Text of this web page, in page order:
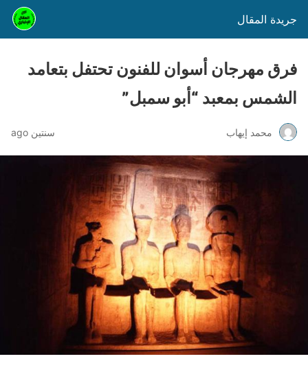
جريدة المقال
فرق مهرجان أسوان للفنون تحتفل بتعامد
الشمس بمعبد “أبو سمبل”
محمد إيهاب سنتين ago